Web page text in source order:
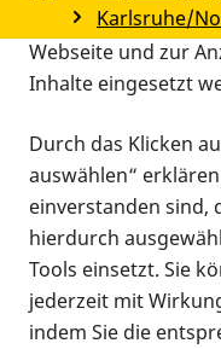
Karlsruhe/
iPhone Café
iPhone Café
Januar
Vorlesen
Informationen
15.01.2024, 19:00
20:30 Uhr
Zwecken sowie zur
Webseite und zur
Inhalte eingesetzt
Durch das Klicken
auswählen“
einverstanden sind,
hierdurch
Tools einsetzt. Sie
jederzeit mit
indem Sie die